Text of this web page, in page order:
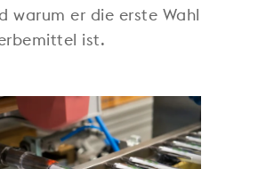
warum er die erste Wahl
ist.